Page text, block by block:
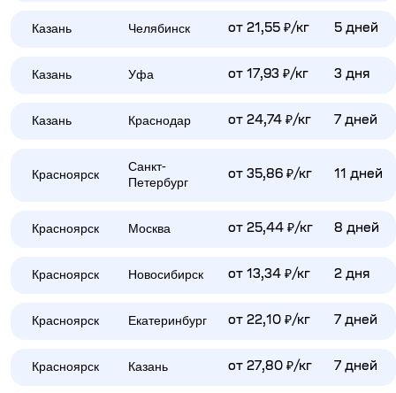
Казань Челябинск от 21,55 ₽/кг 5 дней
Казань Уфа от 17,93 ₽/кг 3 дня
Казань Краснодар от 24,74 ₽/кг 7 дней
Красноярск
Санкт-
Петербург
от 35,86 ₽/кг 11 дней
Красноярск Москва от 25,44 ₽/кг 8 дней
Красноярск Новосибирск от 13,34 ₽/кг 2 дня
Красноярск Екатеринбург от 22,10 ₽/кг 7 дней
Красноярск Казань от 27,80 ₽/кг 7 дней